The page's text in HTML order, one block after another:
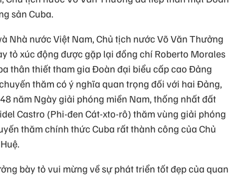
sản Cuba.
Nhà nước Việt Nam, Chủ tịch nước Võ Văn Thưởng
tỏ xúc động được gặp lại đồng chí Roberto Morales
thân thiết tham gia Đoàn đại biểu cấp cao Đảng
thăm có ý nghĩa quan trọng đối với hai Đảng,
năm Ngày giải phóng miền Nam, thống nhất đất
Castro (Phi-đen Cát-xto-rô) thăm vùng giải phóng
thăm chính thức Cuba rất thành công của Chủ
bày tỏ vui mừng về sự phát triển tốt đẹp của quan